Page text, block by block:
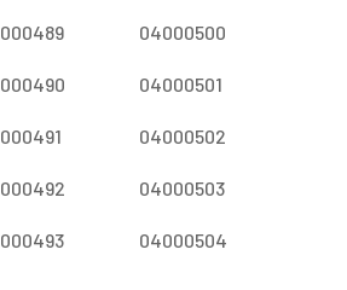
04000500
04000501
04000502
04000503
04000504